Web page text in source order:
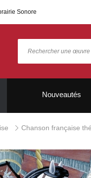
Sonore
Nouveautés
Chanson française